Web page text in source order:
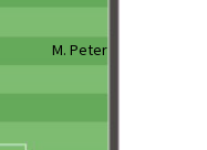
M. Peter